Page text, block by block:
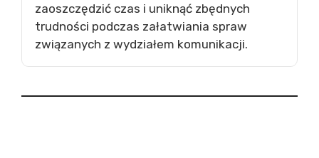
zaoszczędzić czas i uniknąć zbędnych
trudności podczas załatwiania spraw
związanych z wydziałem komunikacji.